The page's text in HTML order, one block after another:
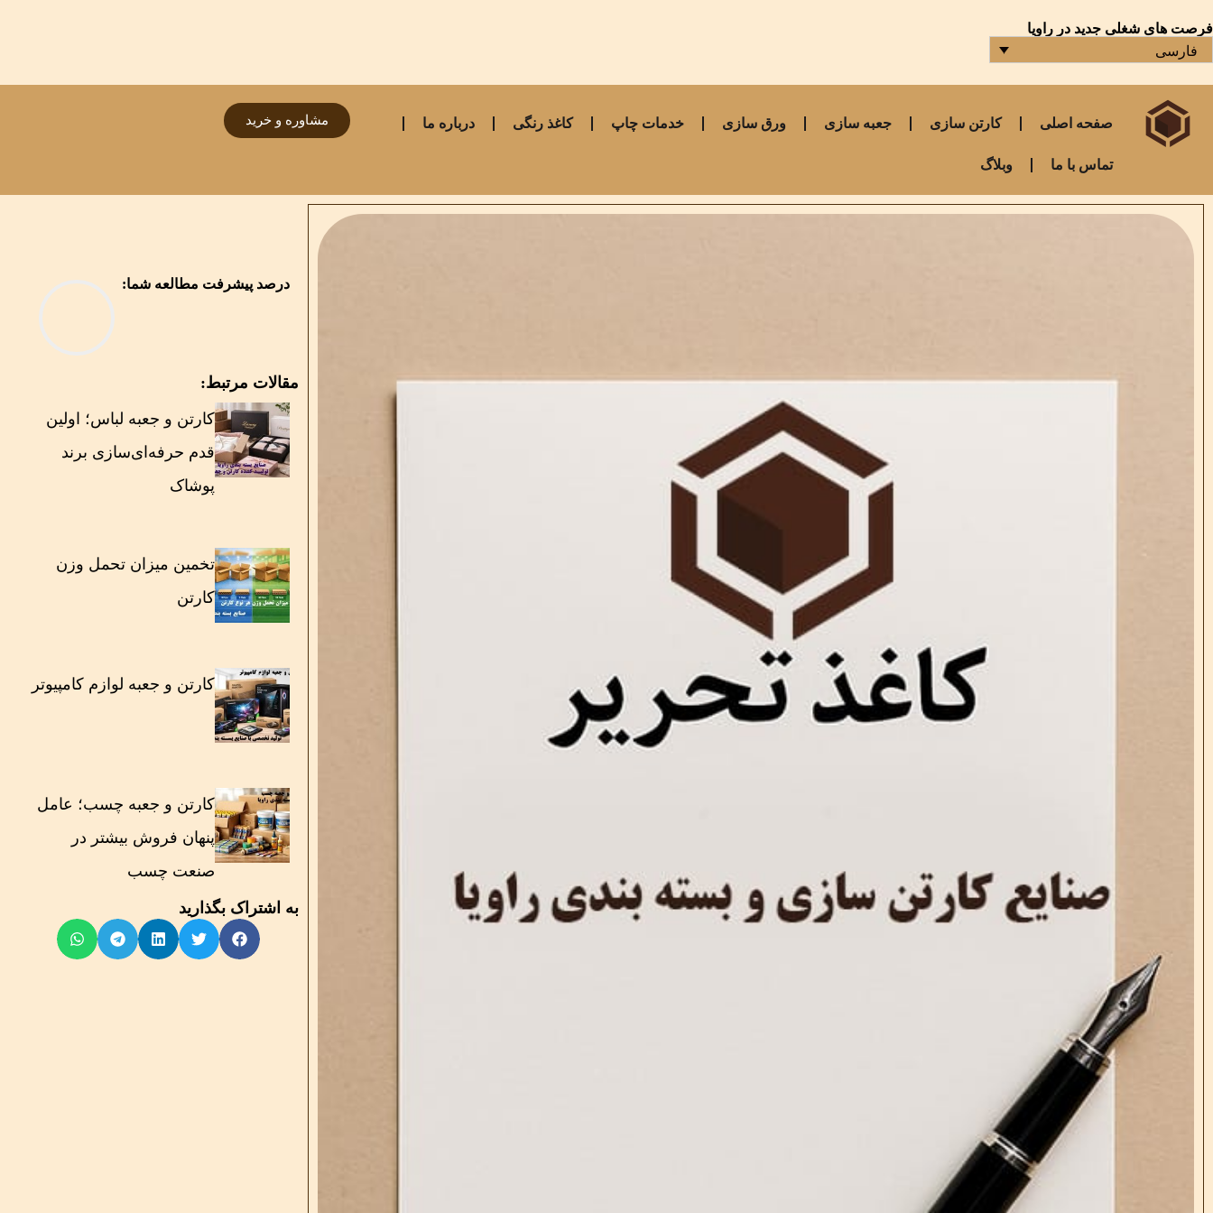
فرصت های شغلی جدید در راویا
فارسی
صفحه اصلی کارتن سازی جعبه سازی ورق سازی خدمات چاپ کاغذ رنگی درباره ما
تماس با ما وبلاگ
مشاوره و خرید
درصد پیشرفت مطالعه شما:
مقالات مرتبط:
کارتن و جعبه لباس؛ اولین
قدم حرفه‌ای‌سازی برند
پوشاک
تخمین میزان تحمل وزن
کارتن
کارتن و جعبه لوازم کامپیوتر
کارتن و جعبه چسب؛ عامل
پنهان فروش بیشتر در
صنعت چسب
به اشتراک بگذارید